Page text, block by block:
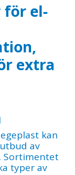
el-
extra
kan
av
Sortimentet
typer av